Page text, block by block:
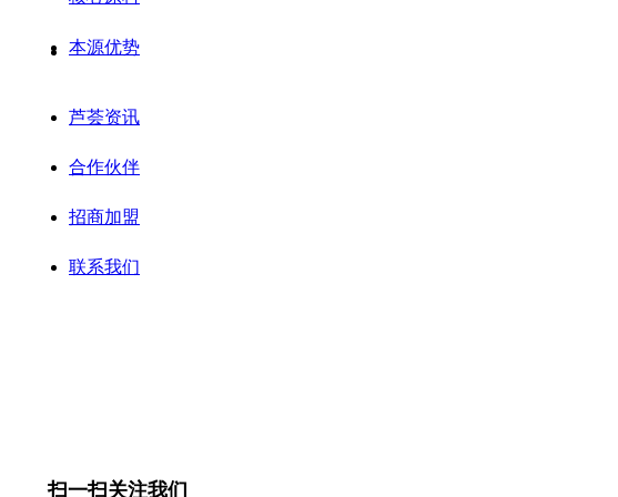
本源优势
芦荟资讯
合作伙伴
招商加盟
联系我们
扫一扫关注我们